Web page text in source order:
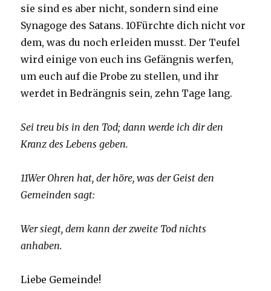
sie sind es aber nicht, sondern sind eine
Synagoge des Satans. 10Fürchte dich nicht vor
dem, was du noch erleiden musst. Der Teufel
wird einige von euch ins Gefängnis werfen,
um euch auf die Probe zu stellen, und ihr
werdet in Bedrängnis sein, zehn Tage lang.
Sei treu bis in den Tod; dann werde ich dir den
Kranz des Lebens geben.
11Wer Ohren hat, der höre, was der Geist den
Gemeinden sagt:
Wer siegt, dem kann der zweite Tod nichts
anhaben.
Liebe Gemeinde!